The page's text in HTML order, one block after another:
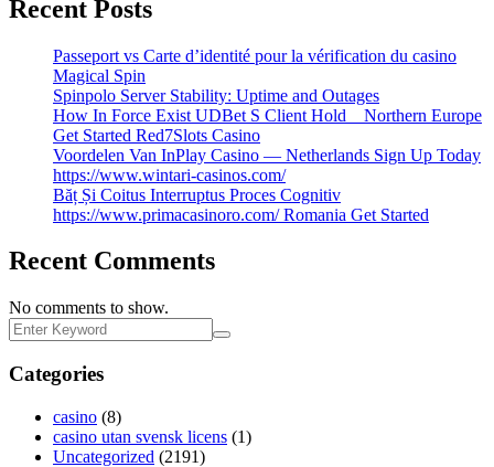
Recent Posts
Passeport vs Carte d’identité pour la vérification du casino
Magical Spin
Spinpolo Server Stability: Uptime and Outages
How In Force Exist UDBet S Client Hold _ Northern Europe
Get Started Red7Slots Casino
Voordelen Van InPlay Casino — Netherlands Sign Up Today
https://www.wintari-casinos.com/
Băț Și Coitus Interruptus Proces Cognitiv
https://www.primacasinoro.com/ Romania Get Started
Recent Comments
No comments to show.
Categories
casino (8)
casino utan svensk licens (1)
Uncategorized (2191)